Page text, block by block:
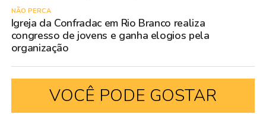
NÃO PERCA
Igreja da Confradac em Rio Branco realiza
congresso de jovens e ganha elogios pela
organização
VOCÊ PODE GOSTAR